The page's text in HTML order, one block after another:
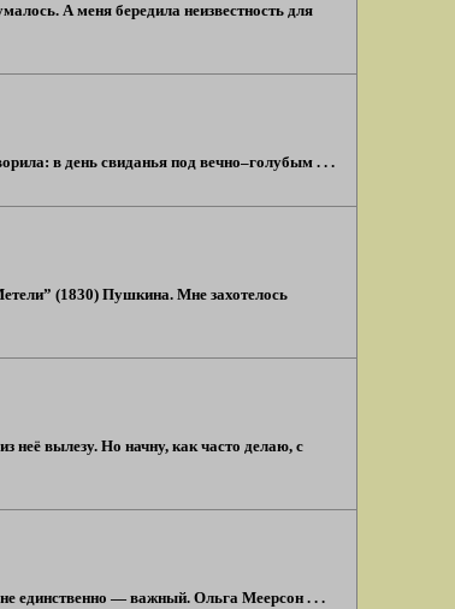
А меня бередила неизвестность для
в день свиданья под вечно–голубым . . .
(1830) Пушкина. Мне захотелось
неё вылезу. Но начну, как часто делаю, с
не единственно — важный. Ольга Меерсон . . .